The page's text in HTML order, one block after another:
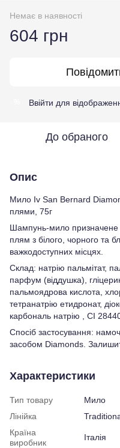
Немає в наявності
604 грн
Ввійти для
До обраного
Опис
Мило Iv San Bernard
плями, 75г
Шампунь-мило призначене
плям з білого, чорного та
важкодоступних місцях.
Склад: натрію пальмітат,
парфум (віддушка),
пальмоядрова кислота,
тетранатрію етидронат,
карбональ натрію , СІ
Спосіб застосування:
засобом Diamonds.
Характеристики
Тип товару
Мило
Лінійка
Країна
виробник
Італія